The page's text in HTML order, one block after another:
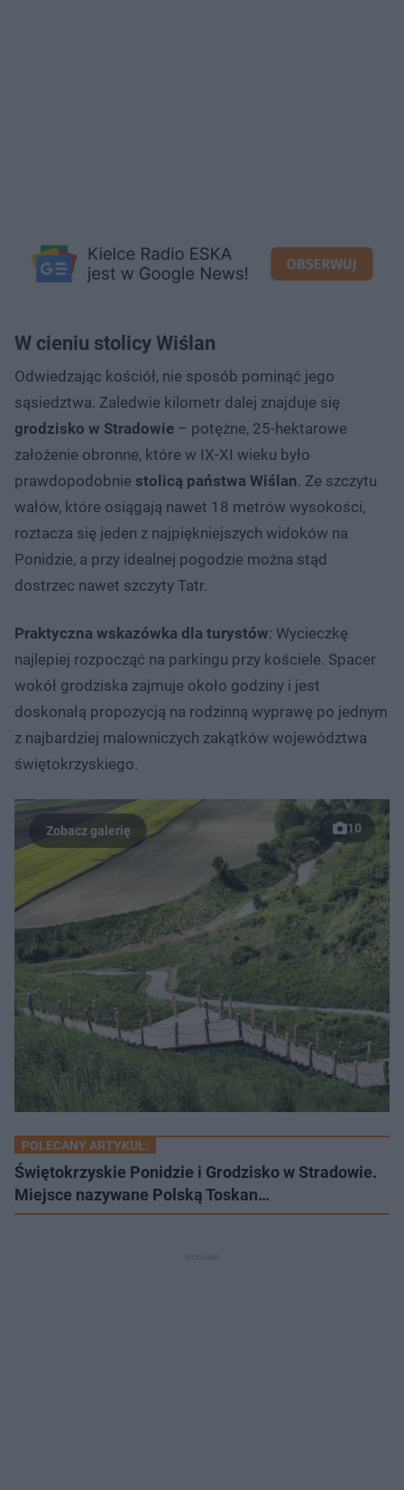
W cieniu stolicy Wiślan
Odwiedzając kościół, nie sposób pominąć jego
sąsiedztwa. Zaledwie kilometr dalej znajduje się
grodzisko w Stradowie – potężne, 25-hektarowe
założenie obronne, które w IX-XI wieku było
prawdopodobnie stolicą państwa Wiślan. Ze szczytu
wałów, które osiągają nawet 18 metrów wysokości,
roztacza się jeden z najpiękniejszych widoków na
Ponidzie, a przy idealnej pogodzie można stąd
dostrzec nawet szczyty Tatr.
Praktyczna wskazówka dla turystów: Wycieczkę
najlepiej rozpocząć na parkingu przy kościele. Spacer
wokół grodziska zajmuje około godziny i jest
doskonałą propozycją na rodzinną wyprawę po jednym
z najbardziej malowniczych zakątków województwa
świętokrzyskiego.
10
POLECANY ARTYKUŁ:
Świętokrzyskie Ponidzie i Grodzisko w Stradowie.
Miejsce nazywane Polską Toskan…